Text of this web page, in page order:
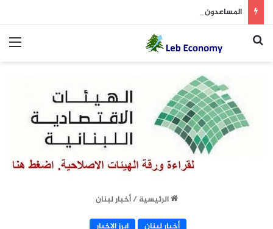
المساعدون القضائيّون: المهلة انتهت وحان وقت المواجهة
بحث عن
الرئيسية / أخبار لبنان